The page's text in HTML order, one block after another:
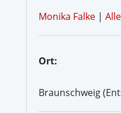
Monika Falke |
Ort:
Braunschweig